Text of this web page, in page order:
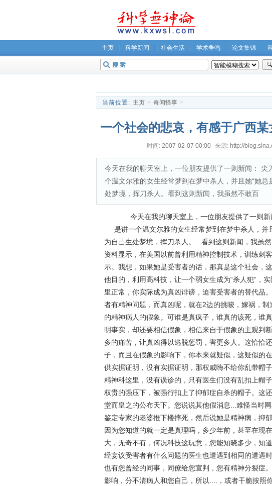
主页 科学新闻 社会生活 学术争鸣 论文集锦
无神论坛
当前位置: 主页 > 奇闻怪事 >
一个社会的悲哀，有感于广西
时间: 2007-02-07 00:00 来源: http://
今天在我的聊天室上，一位朋友提供了一则新闻：
个温文尔雅的女生经常梦到在梦中杀人，并且她“她
处梦境，挥刀杀人。看到这则新闻，我虽然不敢百
今天在我的聊天室上，一位朋友提供了一则新
是讲一个温文尔雅的女生经常梦到在梦中杀人，并
为自己生处梦境，挥刀杀人。 看到这则新闻，我虽
资料显示，在美国以前曾利用精神控制技术，训练刺
示。我想，如果她是受害者的话，那真是这个社会，
他目的，利用高科技，让一个弱女生成为“杀人犯”，
里正常，你实际成为真凶诽谤，迫害受害者的替代品
者有精神问题，而真凶呢，就在2边的挑唆，嫁祸，
的精神病人的假象。可谁是真疯子，谁真的该死，
明事实，却还要相信假象，相信来自于假象的主观判
多的痛苦，让真凶得以逃脱惩罚，害更多人。这恰恰
子，而且在假象的影响下，你本来就疑似，这疑似的
供实据证明，没有实据证明，那权威嗨不给你乱带帽
精神科这里，没有误诊的，只有医生们没有乱扣上
权贵的强压下，被强行扣上了抑郁症自杀的帽子。这
堂而皇之的公布天下。您说说其他假消息...难怪当时
鉴定专家的老婆推下楼摔死，然后说她是精神病，
因为您知道的就一定是真理吗，多少年前，甚至在现
大，无奇不有，何况科技这玩意，您能知晓多少，知
经妄议受害者有什么问题的医生也遭遇到相同的遭遇
也有您曾经的同事，同僚给您宣判，您有精神分裂症
影响，分不清病人和您自己，所以....，或者干脆按照